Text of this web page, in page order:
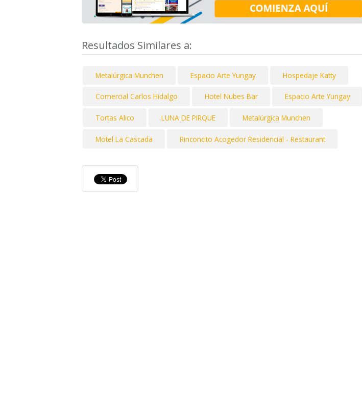
Resultados Similares a:
Metalúrgica Munchen Espacio Arte Yungay Hospedaje Katty
Comercial Carlos Hidalgo Hotel Nubes Bar Espacio Arte Yungay
Tortas Alico LUNA DE PIRQUE Metalúrgica Munchen
Motel La Cascada Rinconcito Acogedor Residencial - Restaurant